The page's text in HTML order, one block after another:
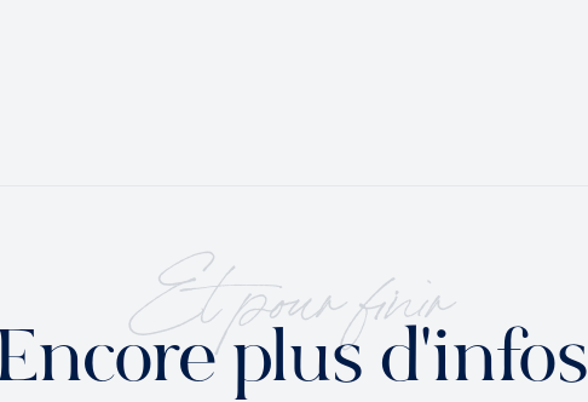
Et pour finir
plus d'infos